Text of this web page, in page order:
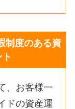
制度のある資
、お客様一
ドの資産運